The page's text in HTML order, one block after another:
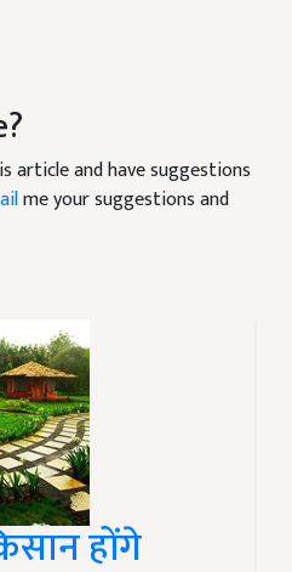
article and have suggestions
me your suggestions and
होंगे